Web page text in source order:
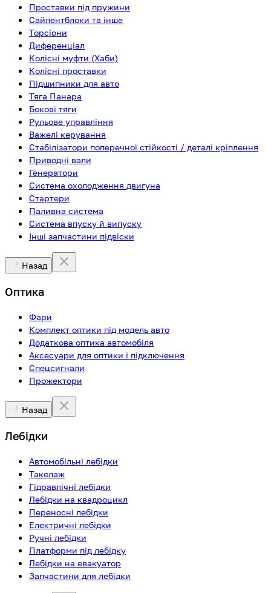
Проставки під пружини
Сайлентблоки та інше
Торсіони
Диференціал
Колісні муфти (Хаби)
Колісні проставки
Підшипники для авто
Тяга Панара
Бокові тяги
Рульове управління
Важелі керування
Стабілізатори поперечної стійкості / деталі кріплення
Приводні вали
Генератори
Система охолодження двигуна
Стартери
Паливна система
Система впуску й випуску
Інші запчастини підвіски
Назад
Оптика
Фари
Комплект оптики під модель авто
Додаткова оптика автомобіля
Аксесуари для оптики і підключення
Спецсигнали
Прожектори
Назад
Лебідки
Автомобільні лебідки
Такелаж
Гідравлічні лебідки
Лебідки на квадроцикл
Переносні лебідки
Електричні лебідки
Ручні лебідки
Платформи під лебідку
Лебідки на евакуатор
Запчастини для лебідки